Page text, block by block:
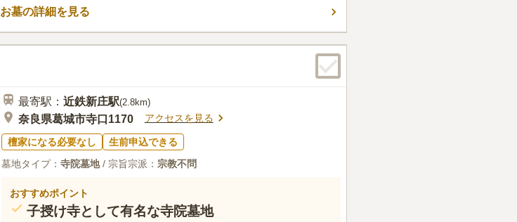
線香など買い忘れがあれば、こちらで買えます。
口コミの続きを読む
お墓の詳細を見る
最寄駅： 近鉄新庄駅(2.8km)
奈良県葛城市寺口1170 アクセスを見る
檀家になる必要なし
生前申込できる
墓地タイプ： 寺院墓地/ 宗旨宗派： 宗教不問
おすすめポイント
子授け寺として有名な寺院墓地